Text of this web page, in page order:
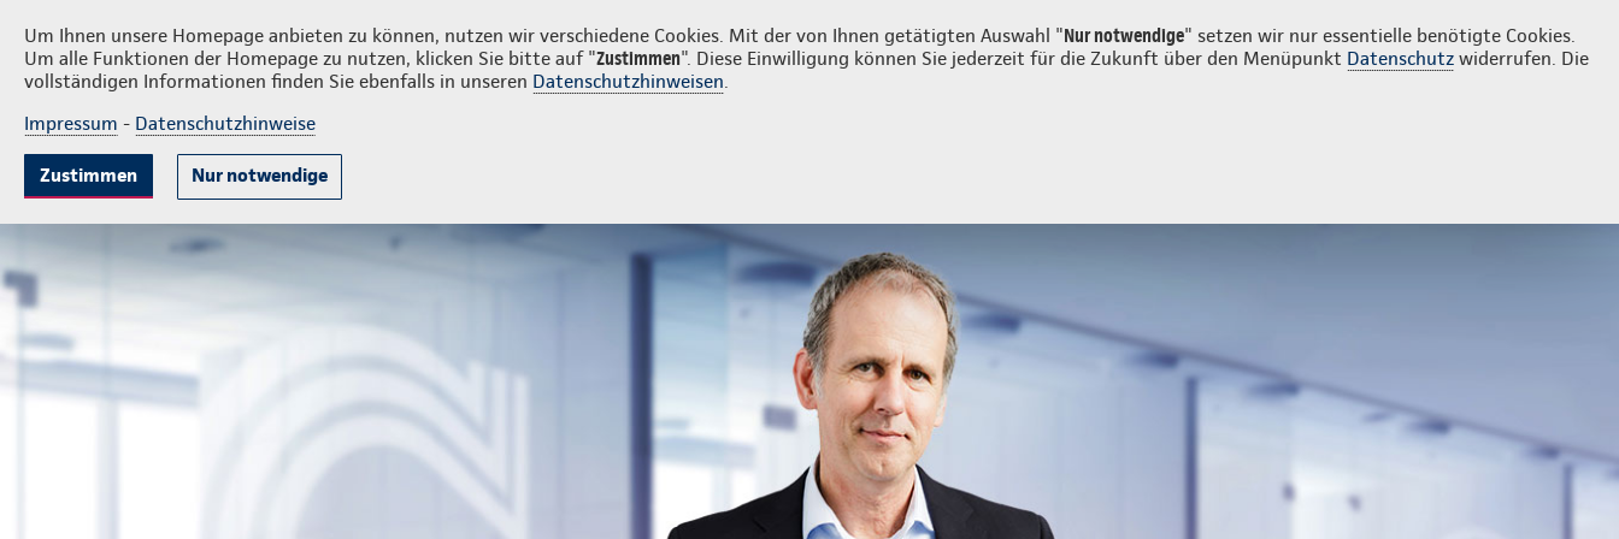
Um Ihnen unsere Homepage anbieten zu können, nutzen wir verschiedene Cookies. Mit der von Ihnen getätigten Auswahl "Nur notwendige" setzen wir nur essentielle benötigte Cookies.
Um alle Funktionen der Homepage zu nutzen, klicken Sie bitte auf "Zustimmen". Diese Einwilligung können Sie jederzeit für die Zukunft über den Menüpunkt Datenschutz widerrufen. Die
vollständigen Informationen finden Sie ebenfalls in unseren Datenschutzhinweisen.
Impressum - Datenschutzhinweise
Zustimmen Nur notwendige
Reiner Girod PrivatkundenFirmenkunden Login Kontakt 0211 68771580
MitarbeitervorsorgeUnternehmensabsicherung
Geschäftsstelle Reiner Girod Firmenkunden